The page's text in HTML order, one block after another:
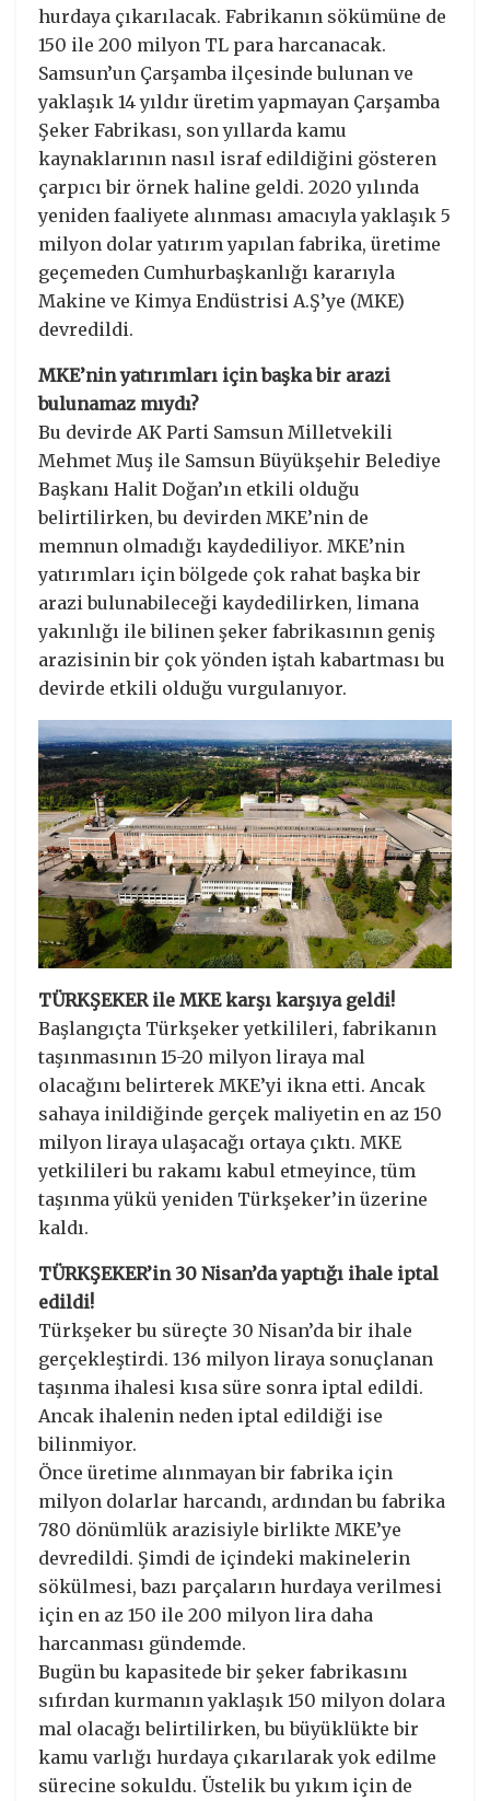
hurdaya çıkarılacak. Fabrikanın sökümüne de
150 ile 200 milyon TL para harcanacak.
Samsun’un Çarşamba ilçesinde bulunan ve
yaklaşık 14 yıldır üretim yapmayan Çarşamba
Şeker Fabrikası, son yıllarda kamu
kaynaklarının nasıl israf edildiğini gösteren
çarpıcı bir örnek haline geldi. 2020 yılında
yeniden faaliyete alınması amacıyla yaklaşık 5
milyon dolar yatırım yapılan fabrika, üretime
geçemeden Cumhurbaşkanlığı kararıyla
Makine ve Kimya Endüstrisi A.Ş’ye (MKE)
devredildi.
MKE’nin yatırımları için başka bir arazi
bulunamaz mıydı?
Bu devirde AK Parti Samsun Milletvekili
Mehmet Muş ile Samsun Büyükşehir Belediye
Başkanı Halit Doğan’ın etkili olduğu
belirtilirken, bu devirden MKE’nin de
memnun olmadığı kaydediliyor. MKE’nin
yatırımları için bölgede çok rahat başka bir
arazi bulunabileceği kaydedilirken, limana
yakınlığı ile bilinen şeker fabrikasının geniş
arazisinin bir çok yönden iştah kabartması bu
devirde etkili olduğu vurgulanıyor.
TÜRKŞEKER ile MKE karşı karşıya geldi!
Başlangıçta Türkşeker yetkilileri, fabrikanın
taşınmasının 15-20 milyon liraya mal
olacağını belirterek MKE’yi ikna etti. Ancak
sahaya inildiğinde gerçek maliyetin en az 150
milyon liraya ulaşacağı ortaya çıktı. MKE
yetkilileri bu rakamı kabul etmeyince, tüm
taşınma yükü yeniden Türkşeker’in üzerine
kaldı.
TÜRKŞEKER’in 30 Nisan’da yaptığı ihale iptal
edildi!
Türkşeker bu süreçte 30 Nisan’da bir ihale
gerçekleştirdi. 136 milyon liraya sonuçlanan
taşınma ihalesi kısa süre sonra iptal edildi.
Ancak ihalenin neden iptal edildiği ise
bilinmiyor.
Önce üretime alınmayan bir fabrika için
milyon dolarlar harcandı, ardından bu fabrika
780 dönümlük arazisiyle birlikte MKE’ye
devredildi. Şimdi de içindeki makinelerin
sökülmesi, bazı parçaların hurdaya verilmesi
için en az 150 ile 200 milyon lira daha
harcanması gündemde.
Bugün bu kapasitede bir şeker fabrikasını
sıfırdan kurmanın yaklaşık 150 milyon dolara
mal olacağı belirtilirken, bu büyüklükte bir
kamu varlığı hurdaya çıkarılarak yok edilme
sürecine sokuldu. Üstelik bu yıkım için de